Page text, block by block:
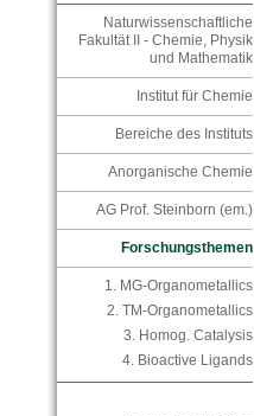
Naturwissenschaftliche
Fakultät II - Chemie, Physik
und Mathematik
Institut für Chemie
Bereiche des Instituts
Anorganische Chemie
AG Prof. Steinborn (em.)
Forschungsthemen
1. MG-Organometallics
2. TM-Organometallics
3. Homog. Catalysis
4. Bioactive Ligands